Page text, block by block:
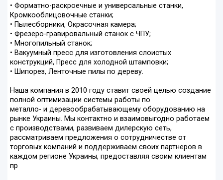
• Форматно-раскроечные и универсальные станки,
Кромкооблицовочные станки;
• Пылесборники, Окрасочная камера;
• Фрезеро-гравировальный станок с ЧПУ;
• Многопильный станок;
• Вакуумный пресс для изготовления слоистых
конструкций, Пресс для холодной штамповки;
• Шипорез, Ленточные пилы по дереву.
Наша компания в 2010 году ставит своей целью создание
полной оптимизации системы работы по
металло- и деревообрабатывающему оборудованию на
рынке Украины. Мы контактно и взаимовыгодно работаем
с производствами, развиваем дилерскую сеть,
рассматриваем предложения о сотрудничестве от
торговых компаний и поддерживаем своих партнеров в
каждом регионе Украины, предоставляя своим клиентам
пр